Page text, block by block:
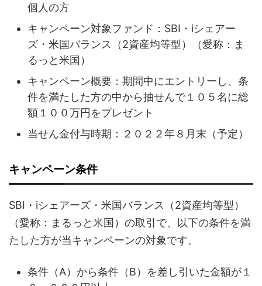
個人の方
キャンペーン対象ファンド：SBI・iシェアー
ズ・米国バランス（2資産均等型）（愛称：ま
るっと米国）
キャンペーン概要：期間中にエントリーし、条
件を満たした方の中から抽せんで１０５名に総
額１００万円をプレゼント
当せん金付与時期：２０２２年８月末（予定）
キャンペーン条件
SBI・iシェアーズ・米国バランス（2資産均等型）
（愛称：まるっと米国）の取引で、以下の条件を満
たした方が当キャンペーンの対象です。
条件（A）から条件（B）を差し引いた金額が１